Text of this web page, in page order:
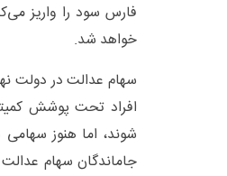
فارس سود را واریز
خواهد شد.
سهام عدالت در دولت
افراد تحت پوشش
جاماندگان سهام